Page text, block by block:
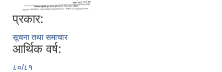
प्रकार:
सूचना तथा समाचार
आर्थिक वर्ष:
८०/८१